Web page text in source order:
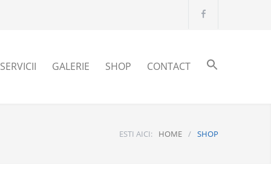
SERVICII GALERIE SHOP CONTACT
ESTI AICI: HOME / SHOP